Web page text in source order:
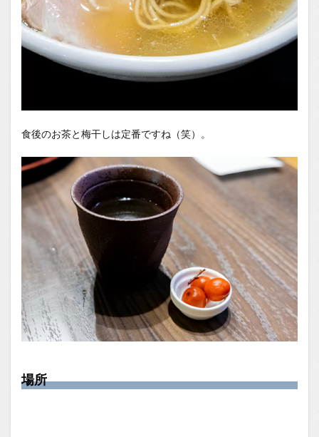
食後のお茶と梅干しは定番ですね（笑）。
場所